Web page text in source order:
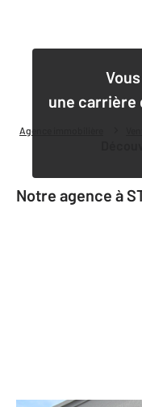
Agence immobilière
une carrière
Notre agence à